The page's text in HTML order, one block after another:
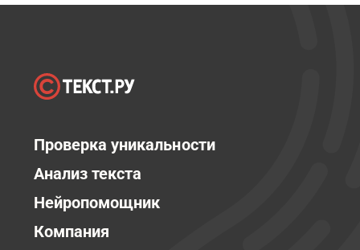
Проверка уникальности
Анализ текста
Нейропомощник
Компания